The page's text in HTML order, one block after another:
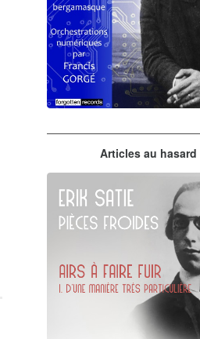
Claude Debussy
Articles au hasard